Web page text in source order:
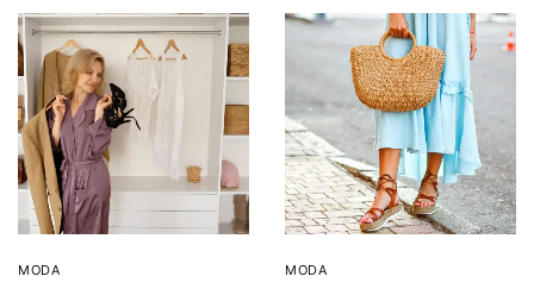
MODA MODA